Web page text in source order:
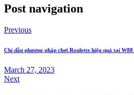
Post navigation
Previous
Chỉ dẫn phương pháp chơi Roulette hiệu quả tại
March 27, 2023
Next